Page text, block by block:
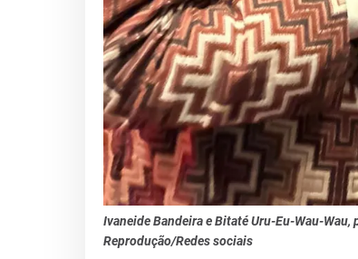
Ivaneide Bandeira e Bitaté Uru-Eu-Wau-
Reprodução/Redes sociais